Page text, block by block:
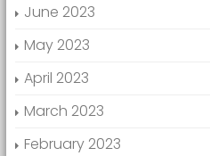
June 2023
May 2023
April 2023
March 2023
February 2023